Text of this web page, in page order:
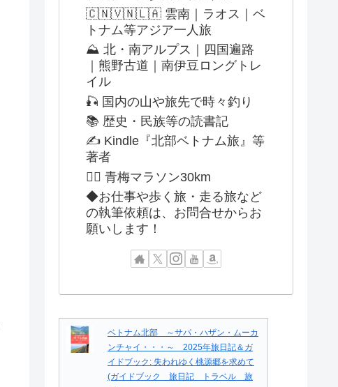
🇨🇳🇻🇳🇱🇦 雲南｜ラオス｜ベ
トナム等アジア一人旅
⛰️ 北・南アルプス｜四国遍路
｜熊野古道｜南伊豆ロングトレ
イル
🎣 国内の山や旅先で時々釣り
📚 歴史・民族等の読書記
✍️ Kindle『北部ベトナム旅』等
著者
🏃‍♂️ 青梅マラソン30km
◆お仕事や歩く旅・走る旅など
の執筆依頼は、お問合せからお
願いします！
ベトナム北部 ～サパ・ハザン・ムーカ
ンチャイ・・・～ 2025年旅日記＆ガ
イドブック: 失われゆく桃源郷を求めて
(ガイドブック 旅日記 トラベル 旅